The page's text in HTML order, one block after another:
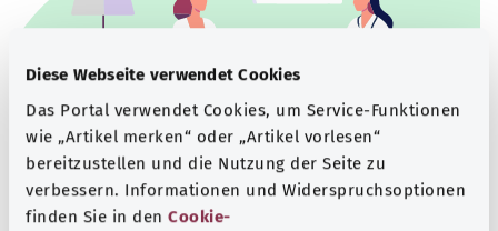
Diese Webseite verwendet Cookies
Das Portal verwendet Cookies, um Service-Funktionen
wie „Artikel merken“ oder „Artikel vorlesen“
bereitzustellen und die Nutzung der Seite zu
verbessern. Informationen und Widerspruchsoptionen
finden Sie in den Cookie-
Beratung und Hilfe